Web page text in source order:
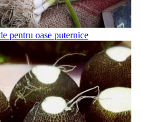
pentru oase puternice